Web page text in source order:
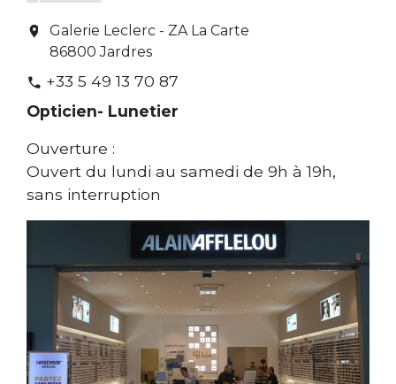
sharelocation_on
Galerie Leclerc - ZA La Carte
86800 Jardres
phone +33 5 49 13 70 87
Opticien- Lunetier
Ouverture :
Ouvert du lundi au samedi de 9h à 19h,
sans interruption